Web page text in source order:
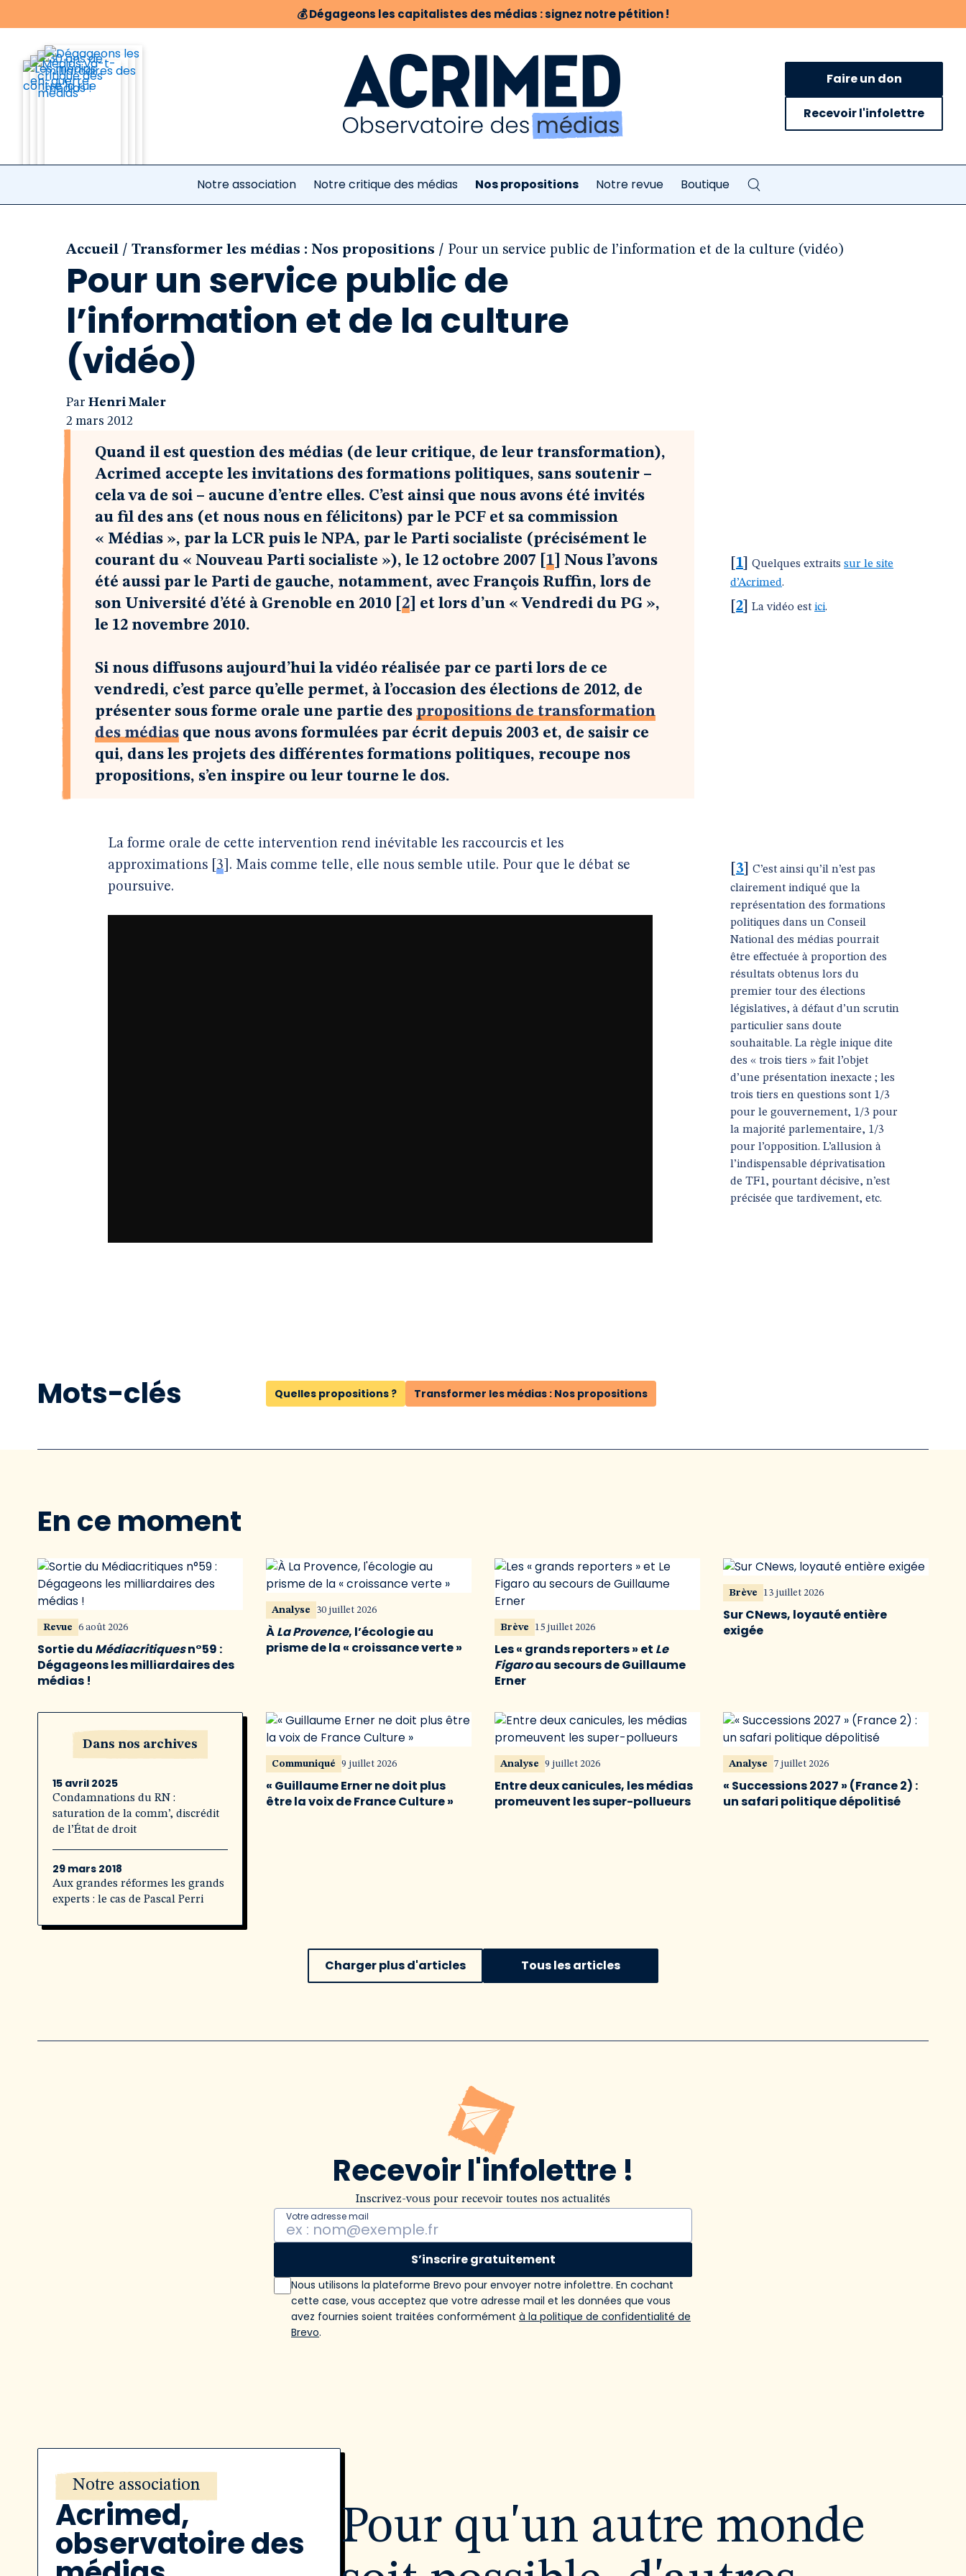
💰Dégageons les capitalistes des médias : signez notre pétition !
Faire un don
Recevoir l'infolettre
Notre association Notre critique des médias Nos propositions Notre revue Boutique
Accueil / Transformer les médias : Nos propositions / Pour un service public de l’information et de la culture (vidéo)
Pour un service public de
l’information et de la culture
(vidéo)
Par Henri Maler
2 mars 2012
Quand il est question des médias (de leur critique, de leur transformation),
Acrimed accepte les invitations des formations politiques, sans soutenir –
cela va de soi – aucune d’entre elles. C’est ainsi que nous avons été invités
au fil des ans (et nous nous en félicitons) par le PCF et sa commission
« Médias », par la LCR puis le NPA, par le Parti socialiste (précisément le
courant du « Nouveau Parti socialiste »), le 12 octobre 2007
1
Nous l’avons
été aussi par le Parti de gauche, notamment, avec François Ruffin, lors de
son Université d’été à Grenoble en 2010
2
et lors d’un « Vendredi du PG »,
le 12 novembre 2010.
Si nous diffusons aujourd’hui la vidéo réalisée par ce parti lors de ce
vendredi, c’est parce qu’elle permet, à l’occasion des élections de 2012, de
présenter sous forme orale une partie des propositions de transformation
des médias que nous avons formulées par écrit depuis 2003 et, de saisir ce
qui, dans les projets des différentes formations politiques, recoupe nos
propositions, s’en inspire ou leur tourne le dos.
La forme orale de cette intervention rend inévitable les raccourcis et les
approximations 3 . Mais comme telle, elle nous semble utile. Pour que le débat se
poursuive.
1 Quelques extraits sur le site
d’Acrimed.
2 La vidéo est ici.
3
C’est ainsi qu’il n’est pas
clairement indiqué que la
représentation des formations
politiques dans un Conseil
National des médias pourrait
être effectuée à proportion des
résultats obtenus lors du
premier tour des élections
législatives, à défaut d’un scrutin
particulier sans doute
souhaitable. La règle inique dite
des « trois tiers » fait l’objet
d’une présentation inexacte ; les
trois tiers en questions sont 1/3
pour le gouvernement, 1/3 pour
la majorité parlementaire, 1/3
pour l’opposition. L’allusion à
l’indispensable déprivatisation
de TF1, pourtant décisive, n’est
précisée que tardivement, etc.
Mots-clés Quelles propositions ? Transformer les médias : Nos propositions
En ce moment
Revue 6 août 2026
Sortie du Médiacritiquesn°59 :
Dégageons les milliardaires des
médias !
Analyse 30 juillet 2026
ÀLa Provence, l’écologie au
prisme de la « croissance verte »
Brève 15 juillet 2026
Les « grands reporters » et Le
Figaroau secours de Guillaume
Erner
Brève 13 juillet 2026
Sur CNews, loyauté entière
exigée
Dans nos archives
15 avril 2025
Condamnations du RN :
saturation de la comm’, discrédit
de l’État de droit
29 mars 2018
Aux grandes réformes les grands
experts : le cas de Pascal Perri
Communiqué 9 juillet 2026
« Guillaume Erner ne doit plus
être la voix de France Culture »
Analyse 9 juillet 2026
Entre deux canicules, les médias
promeuvent les super-pollueurs
Analyse 7 juillet 2026
« Successions 2027 » (France 2) :
un safari politique dépolitisé
Charger plus d'articles Tous les articles
Recevoir l'infolettre !
Inscrivez-vous pour recevoir toutes nos actualités
Votre adresse mail
S’inscrire gratuitement
Nous utilisons la plateforme Brevo pour envoyer notre infolettre. En cochant
cette case, vous acceptez que votre adresse mail et les données que vous
avez fournies soient traitées conformément à la politique de confidentialité de
Brevo.
Notre association
Acrimed,
observatoire des
Pour qu'un autre monde